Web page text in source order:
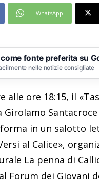
WhatsApp
fonte preferita su
nelle notizie consigliate
alle ore 18:15, il
Girolamo Santacroce
in un salotto
al Calice»,
La penna di
Forum dei Giovani